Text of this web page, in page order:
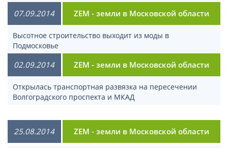
07.09.2014 ZEM - земли в Московской области
Высотное строительство выходит из моды в
Подмосковье
02.09.2014 ZEM - земли в Московской области
Открылась транспортная развязка на пересечении
Волгоградского проспекта и МКАД
25.08.2014 ZEM - земли в Московской области